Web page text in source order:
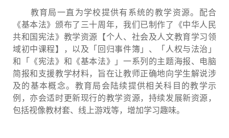
教育局一直为学校提供有系统的教学资源。配合
《基本法》颁布了三十周年，我们已制作了《中华人民
共和国宪法》教学资源【个人、社会及人文教育学习领
域初中课程】，以及「回归事件簿」、「人权与法治」
和「《宪法》和《基本法》」一系列的主题海报、电脑
简报和支援教学材料，旨在让教师正确地向学生解说涉
及的基本概念。教育局会陆续提供相关科目的教学示
例，亦会适时更新现行的教学资源，持续发展新资源，
包括视像教材套、线上游戏等，增加学习趣味。